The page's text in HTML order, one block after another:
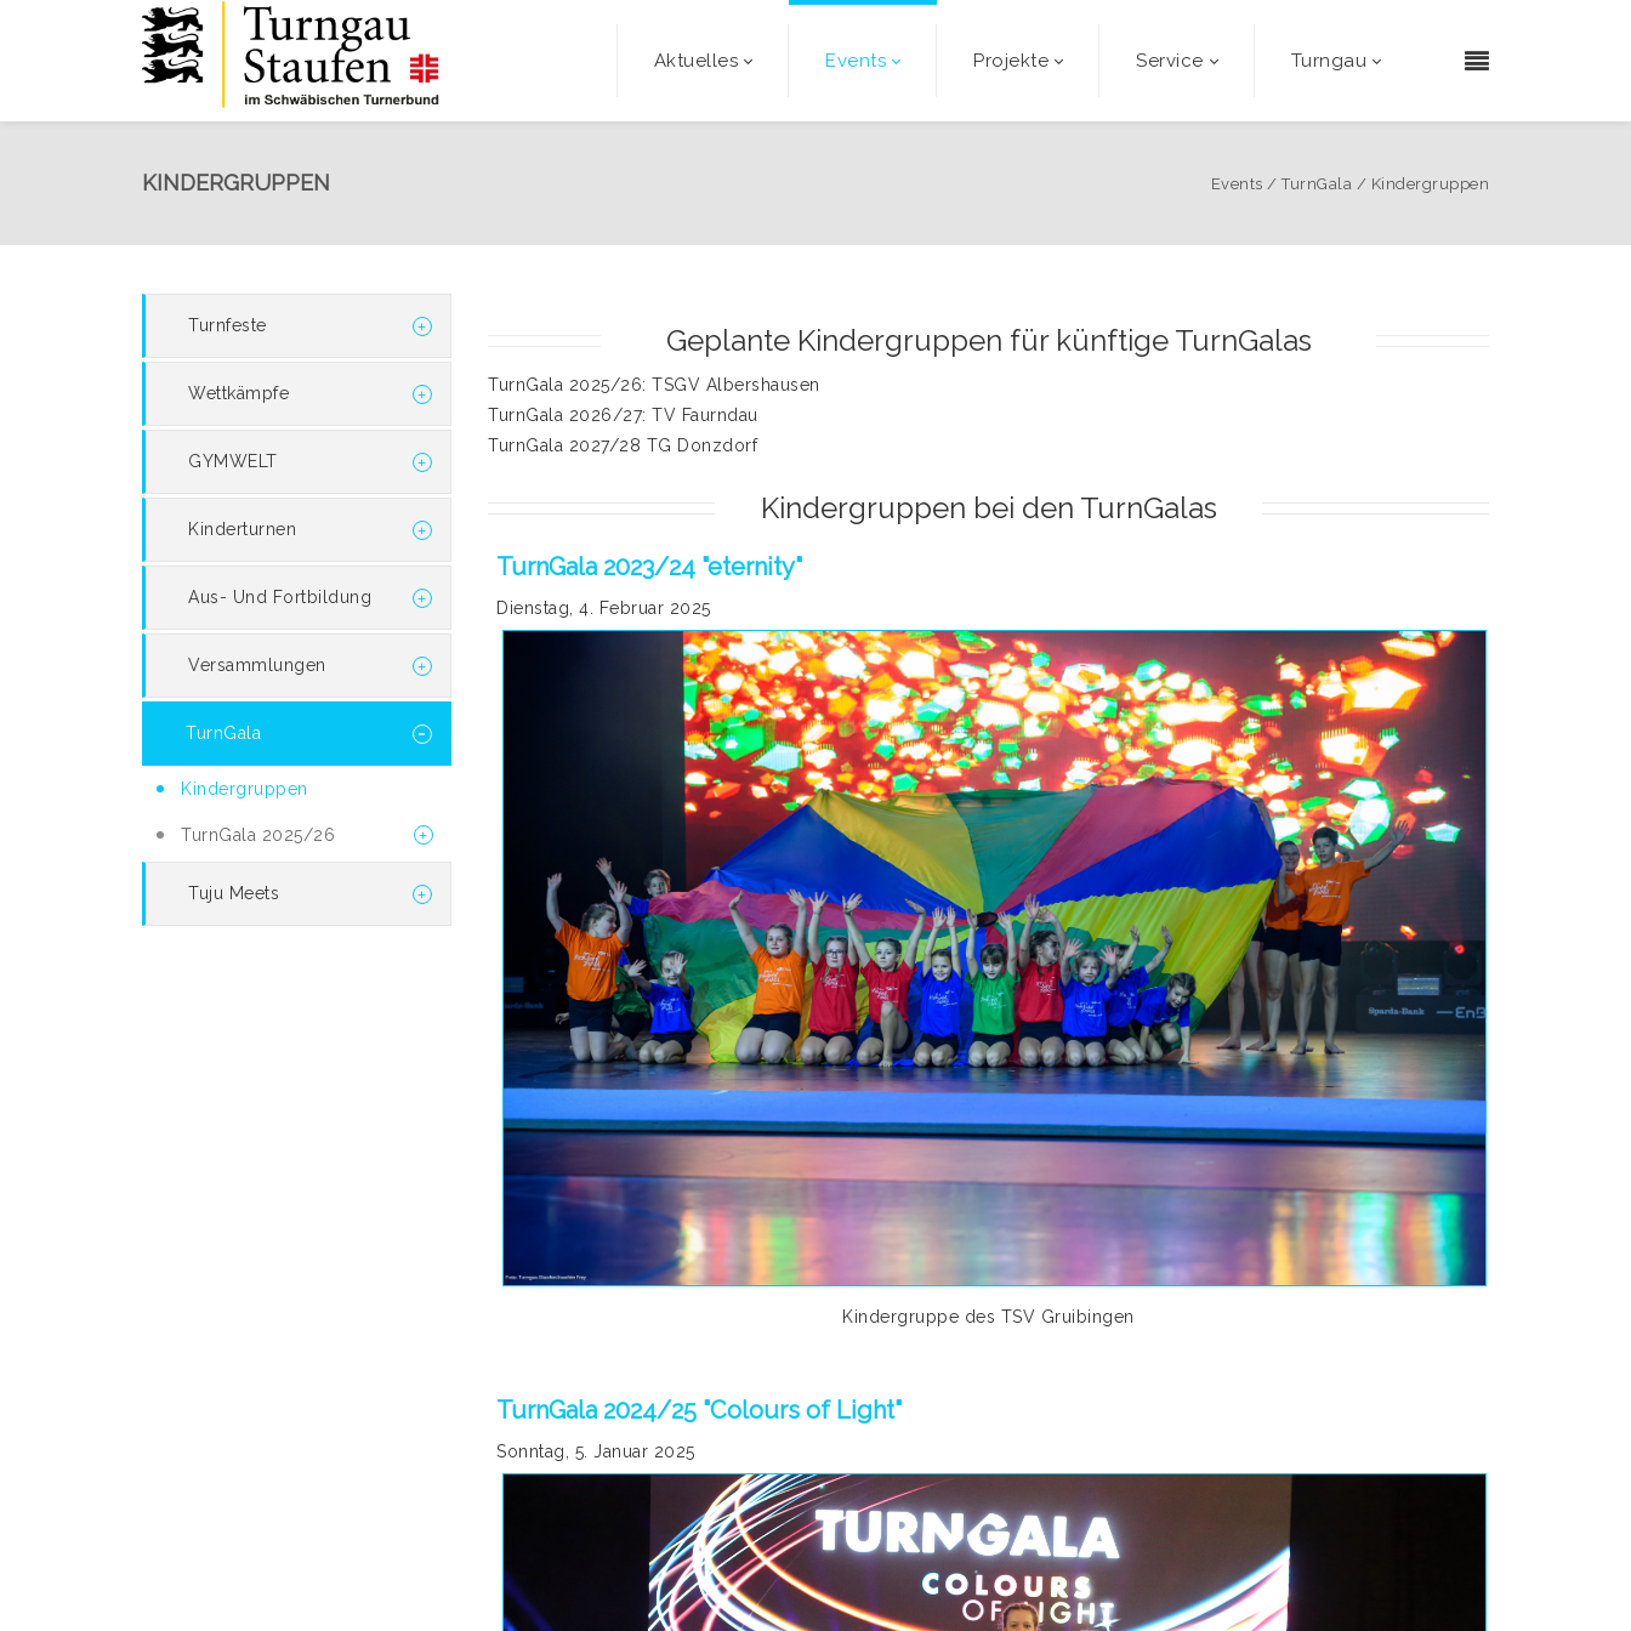
Aktuelles Events Projekte Service Turngau
KINDERGRUPPEN Events /TurnGala / Kindergruppen
Turnfeste
Wettkämpfe
GYMWELT
Kinderturnen
Aus- Und Fortbildung
Versammlungen
TurnGala
Kindergruppen
TurnGala 2025/26
Tuju Meets
Geplante Kindergruppen für künftige TurnGalas
TurnGala 2025/26: TSGV Albershausen
TurnGala 2026/27: TV Faurndau
TurnGala 2027/28 TG Donzdorf
Kindergruppen bei den TurnGalas
TurnGala 2023/24 "eternity"
Dienstag, 4. Februar 2025
Kindergruppe des TSV Gruibingen
TurnGala 2024/25 "Colours of Light"
Sonntag, 5. Januar 2025